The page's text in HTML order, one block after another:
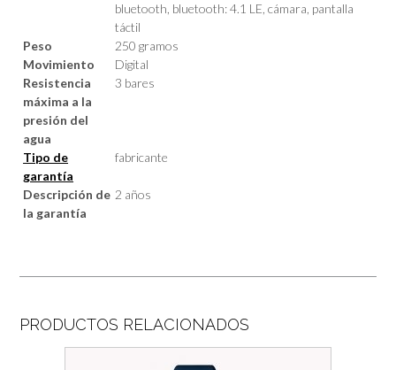
bluetooth, bluetooth: 4.1 LE, cámara, pantalla
táctil
Peso
250 gramos
Movimiento
Digital
Resistencia
máxima a la
presión del
agua
3 bares
Tipo de
garantía
fabricante
Descripción de
la garantía
2 años
PRODUCTOS RELACIONADOS